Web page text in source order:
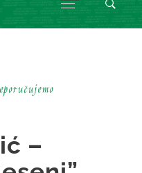
–